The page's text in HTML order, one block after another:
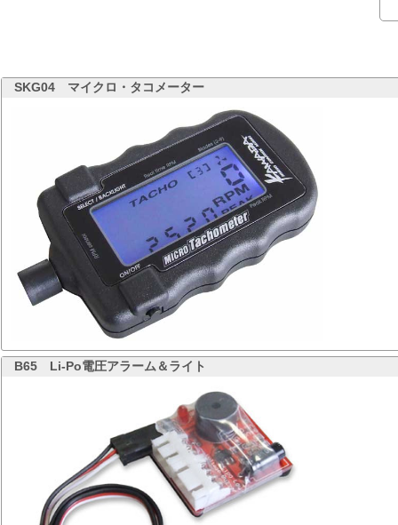
SKG04 マイクロ・タコメーター
B65 Li-Po電圧アラーム＆ライト